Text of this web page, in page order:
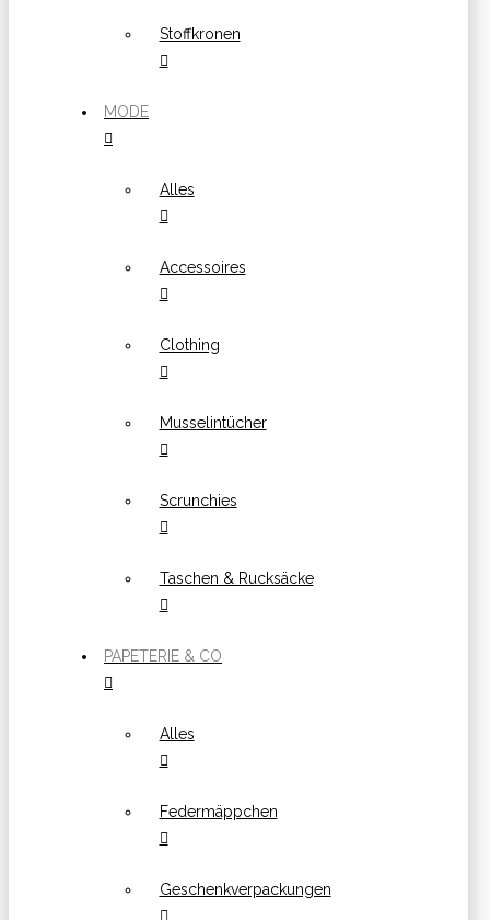
Stoffkronen
MODE
Alles
Accessoires
Clothing
Musselintücher
Scrunchies
Taschen & Rucksäcke
PAPETERIE & CO
Alles
Federmäppchen
Geschenkverpackungen